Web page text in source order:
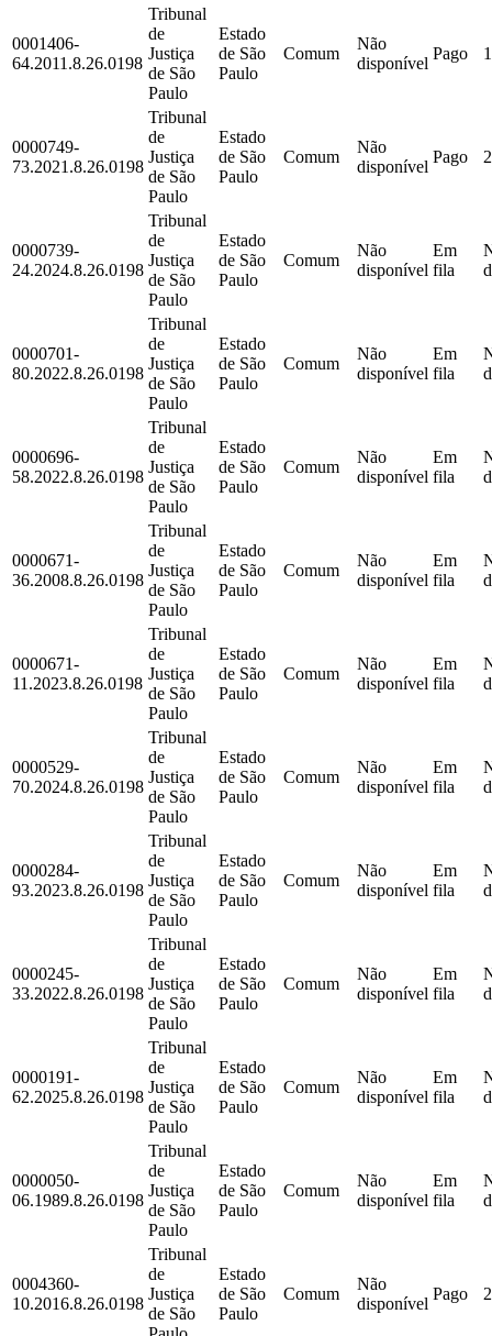
0001406-
64.2011.8.26.0198
Tribunal
de
Justiça
de São
Paulo
Estado
de São
Paulo
Comum
Não
disponível
Pago
0000749-
73.2021.8.26.0198
Tribunal
de
Justiça
de São
Paulo
Estado
de São
Paulo
Comum
Não
disponível
Pago
0000739-
24.2024.8.26.0198
Tribunal
de
Justiça
de São
Paulo
Estado
de São
Paulo
Comum
Não
disponível
Em
fila
0000701-
80.2022.8.26.0198
Tribunal
de
Justiça
de São
Paulo
Estado
de São
Paulo
Comum
Não
disponível
Em
fila
0000696-
58.2022.8.26.0198
Tribunal
de
Justiça
de São
Paulo
Estado
de São
Paulo
Comum
Não
disponível
Em
fila
0000671-
36.2008.8.26.0198
Tribunal
de
Justiça
de São
Paulo
Estado
de São
Paulo
Comum
Não
disponível
Em
fila
0000671-
11.2023.8.26.0198
Tribunal
de
Justiça
de São
Paulo
Estado
de São
Paulo
Comum
Não
disponível
Em
fila
0000529-
70.2024.8.26.0198
Tribunal
de
Justiça
de São
Paulo
Estado
de São
Paulo
Comum
Não
disponível
Em
fila
0000284-
93.2023.8.26.0198
Tribunal
de
Justiça
de São
Paulo
Estado
de São
Paulo
Comum
Não
disponível
Em
fila
0000245-
33.2022.8.26.0198
Tribunal
de
Justiça
de São
Paulo
Estado
de São
Paulo
Comum
Não
disponível
Em
fila
0000191-
62.2025.8.26.0198
Tribunal
de
Justiça
de São
Paulo
Estado
de São
Paulo
Comum
Não
disponível
Em
fila
0000050-
06.1989.8.26.0198
Tribunal
de
Justiça
de São
Paulo
Estado
de São
Paulo
Comum
Não
disponível
Em
fila
0004360-
10.2016.8.26.0198
Tribunal
de
Justiça
de São
Estado
de São
Paulo
Comum
Não
disponível
Pago